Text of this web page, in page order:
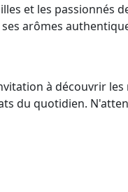
et les passionnés
arômes
à découvrir
du quotidien.